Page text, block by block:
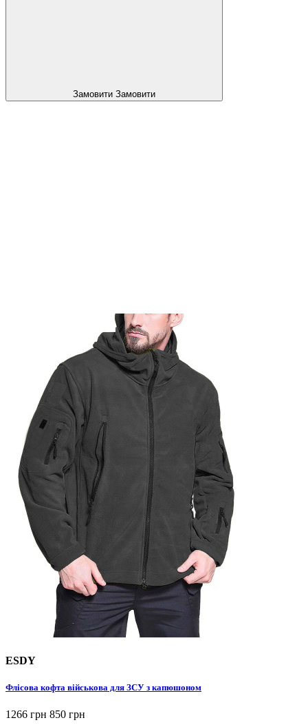
Замовити Замовити
ESDY
Флісова кофта військова для ЗСУ з капюшоном
1266 грн 850 грн